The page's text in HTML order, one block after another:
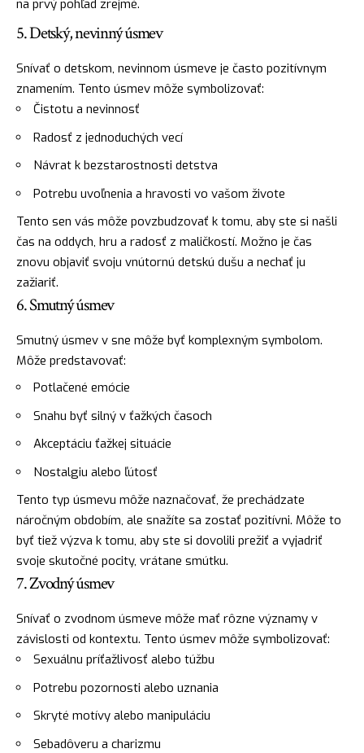
na prvý pohľad zrejmé.
5. Detský, nevinný úsmev
Snívať o detskom, nevinnom úsmeve je často pozitívnym
znamením. Tento úsmev môže symbolizovať:
Čistotu a nevinnosť
Radosť z jednoduchých vecí
Návrat k bezstarostnosti detstva
Potrebu uvoľnenia a hravosti vo vašom živote
Tento sen vás môže povzbudzovať k tomu, aby ste si našli
čas na oddych, hru a radosť z maličkostí. Možno je čas
znovu objaviť svoju vnútornú detskú dušu a nechať ju
zažiariť.
6. Smutný úsmev
Smutný úsmev v sne môže byť komplexným symbolom.
Môže predstavovať:
Potlačené emócie
Snahu byť silný v ťažkých časoch
Akceptáciu ťažkej situácie
Nostalgiu alebo ľútosť
Tento typ úsmevu môže naznačovať, že prechádzate
náročným obdobím, ale snažíte sa zostať pozitívni. Môže to
byť tiež výzva k tomu, aby ste si dovolili prežiť a vyjadriť
svoje skutočné pocity, vrátane smútku.
7. Zvodný úsmev
Snívať o zvodnom úsmeve môže mať rôzne významy v
závislosti od kontextu. Tento úsmev môže symbolizovať:
Sexuálnu príťažlivosť alebo túžbu
Potrebu pozornosti alebo uznania
Skryté motívy alebo manipuláciu
Sebadôveru a charizmu